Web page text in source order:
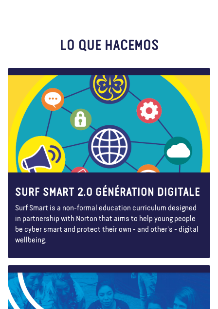
LO QUE HACEMOS
SURF SMART 2.0 GÉNÉRATION DIGITALE
Surf Smart is a non-formal education curriculum designed
in partnership with Norton that aims to help young people
be cyber smart and protect their own - and other's - digital
wellbeing.